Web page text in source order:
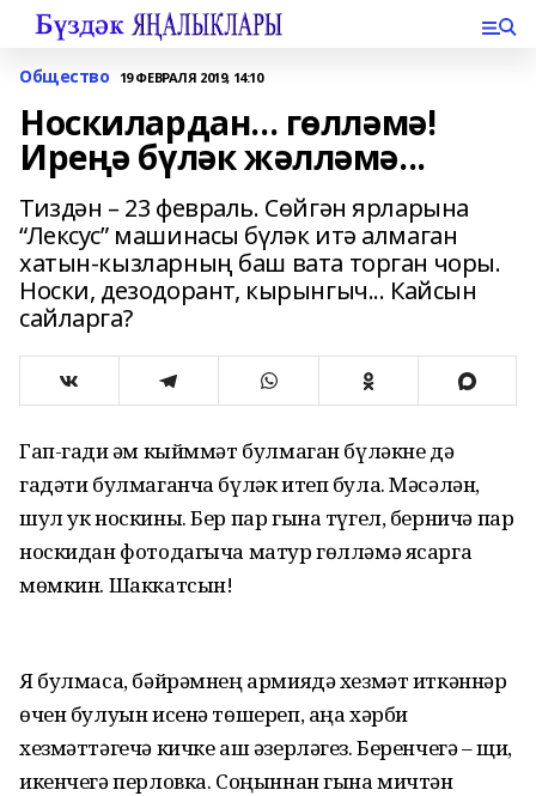
Общество 19 ФЕВРАЛЯ 2019, 14:10
Носкилардан... гөлләмә!
Иреңә бүләк жәлләмә...
Тиздән – 23 февраль. Сөйгән ярларына
“Лексус” машинасы бүләк итә алмаган
хатын-кызларның баш вата торган чоры.
Носки, дезодорант, кырынгыч... Кайсын
сайларга?
Гап-гади һәм кыйммәт булмаган бүләкне дә
гадәти булмаганча бүләк итеп була. Мәсәлән,
шул ук носкины. Бер пар гына түгел, берничә пар
носкидан фотодагыча матур гөлләмә ясарга
мөмкин. Шаккатсын!
Я булмаса, бәйрәмнең армиядә хезмәт иткәннәр
өчен булуын исенә төшереп, аңа хәрби
хезмәттәгечә кичке аш әзерләгез. Беренчегә – щи,
икенчегә перловка. Соңыннан гына мичтән